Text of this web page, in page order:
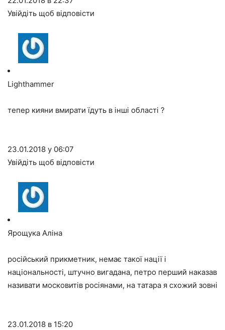
Увійдіть щоб відповісти
Lighthammer
тепер кияни вмирати їдуть в інші області ?
23.01.2018 у 06:07
Увійдіть щоб відповісти
Ярощука Аліна
російський прикметник, немає такої нації і
національності, штучно вигадана, петро перший наказав
називати московитів росіянами, на татара я схожий зовні
23.01.2018 в 15:20